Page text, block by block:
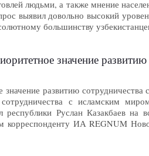
людьми, а также мнение
выявил довольно высокий
большинству
значение развитию
развитию
сотрудничества с исламским
Руслан Казакбаев на
ИА REGNUM